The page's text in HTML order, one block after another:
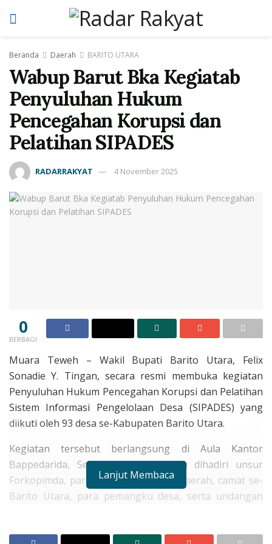
Beranda Daerah BARITO UTARA
Wabup Barut Bka Kegiatab
Penyuluhan Hukum
Pencegahan Korupsi dan
Pelatihan SIPADES
RADARRAKYAT 4 November 2025
0
BERBAGI
Muara Teweh – Wakil Bupati Barito Utara, Felix
Sonadie Y. Tingan, secara resmi membuka kegiatan
Penyuluhan Hukum Pencegahan Korupsi dan Pelatihan
Sistem Informasi Pengelolaan Desa (SIPADES) yang
diikuti oleh 93 desa se-Kabupaten Barito Utara.
Kegiatan tersebut berlangsung di Aula Kantor
Bappedarida, Senin (3/11/2025), dan dihadiri unsur
Forkopimda, para kepala perangkat daerah, camat se-
Barito Utara, para pemangku desa, serta undangan
RELATED POSTS
Lanjut Membaca